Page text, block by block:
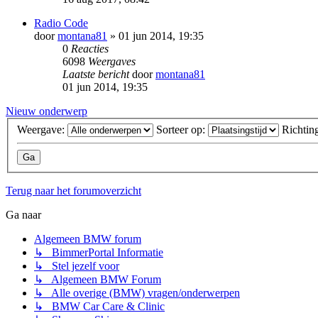
Radio Code
doormontana81 » 01 jun 2014, 19:35
0 Reacties
6098 Weergaves
Laatste berichtdoormontana81
01 jun 2014, 19:35
Nieuw onderwerp
Weergave:
Sorteer op:
Terug naar het forumoverzicht
Ga naar
Algemeen BMW forum
↳ BimmerPortal Informatie
↳ Stel jezelf voor
↳ Algemeen BMW Forum
↳ Alle overige (BMW) vragen/onderwerpen
↳ BMW Car Care & Clinic